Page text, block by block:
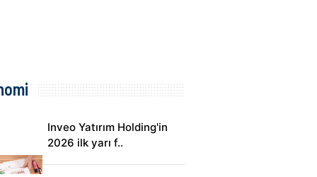
Inveo Yatırım Holding'in
2026 ilk yarı f..